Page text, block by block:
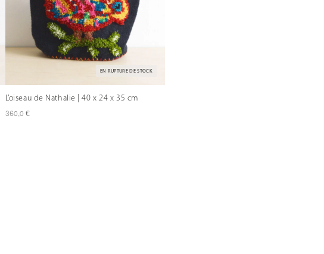
EN RUPTURE DE STOCK
L’oiseau de Nathalie | 40 x 24 x 35 cm
360,0 €